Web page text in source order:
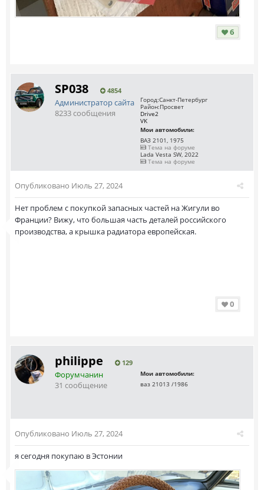
6
SP038 4854
Администратор сайта
8233 сообщения
Город:Санкт-Петербург
Район:Просвет
Drive2
VK
Мои автомобили:
ВАЗ 2101, 1975
Тема на форуме
Lada Vesta SW, 2022
Тема на форуме
Опубликовано Июль 27, 2024
Нет проблем с покупкой запасных частей на Жигули во
Франции? Вижу, что большая часть деталей российского
производства, а крышка радиатора европейская.
0
philippe 129
Форумчанин
31 сообщение
Мои автомобили:
ваз 21013 /1986
Опубликовано Июль 27, 2024
я сегодня покупаю в Эстонии